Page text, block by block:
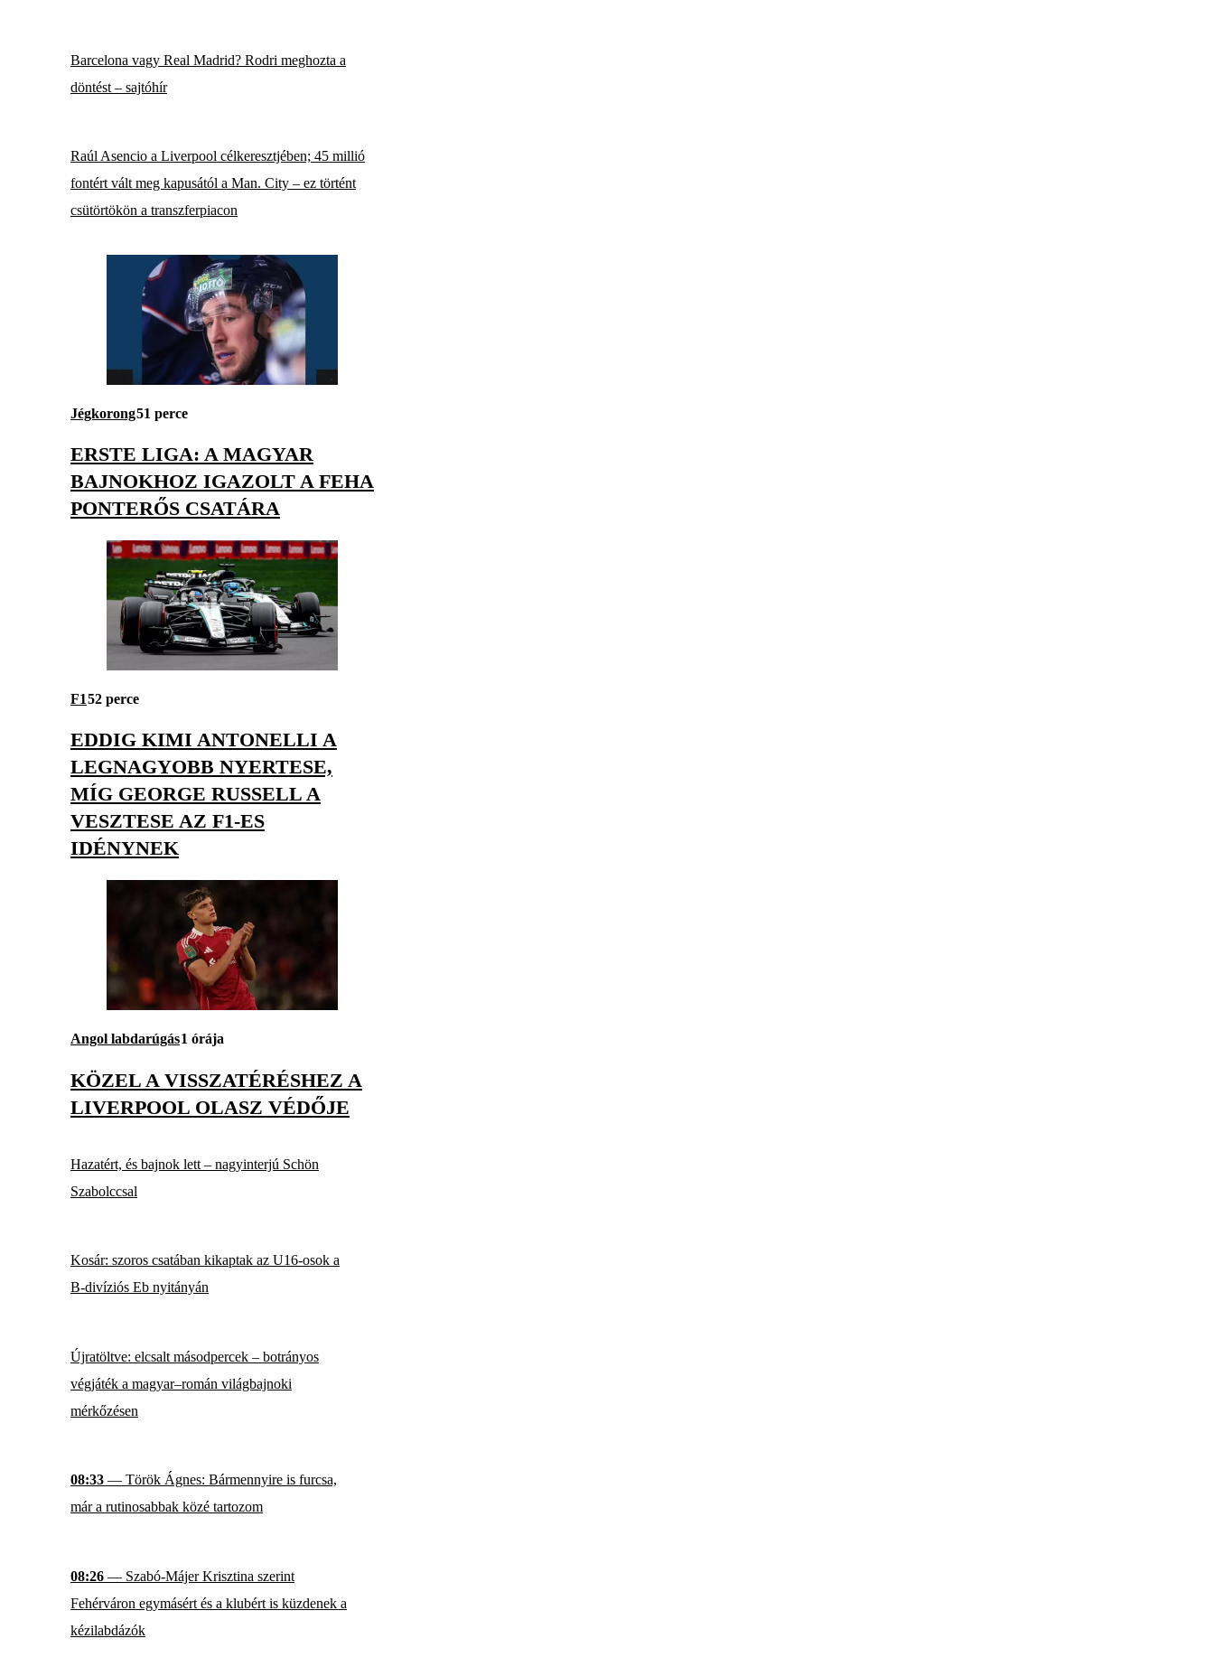
Barcelona vagy Real Madrid? Rodri meghozta a
döntést – sajtóhír
Raúl Asencio a Liverpool célkeresztjében; 45 millió
fontért vált meg kapusától a Man. City – ez történt
csütörtökön a transzferpiacon
Jégkorong51 perce
ERSTE LIGA: A MAGYAR
BAJNOKHOZ IGAZOLT A FEHA
PONTERŐS CSATÁRA
F152 perce
EDDIG KIMI ANTONELLI A
LEGNAGYOBB NYERTESE,
MÍG GEORGE RUSSELL A
VESZTESE AZ F1-ES
IDÉNYNEK
Angol labdarúgás1 órája
KÖZEL A VISSZATÉRÉSHEZ A
LIVERPOOL OLASZ VÉDŐJE
Hazatért, és bajnok lett – nagyinterjú Schön
Szabolccsal
Kosár: szoros csatában kikaptak az U16-osok a
B-divíziós Eb nyitányán
Újratöltve: elcsalt másodpercek – botrányos
végjáték a magyar–román világbajnoki
mérkőzésen
08:33 — Török Ágnes: Bármennyire is furcsa,
már a rutinosabbak közé tartozom
08:26 — Szabó-Májer Krisztina szerint
Fehérváron egymásért és a klubért is küzdenek a
kézilabdázók